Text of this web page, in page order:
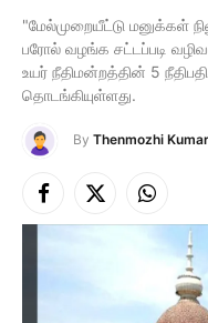
"மேல்முறையீட்டு மனுக்கள்
பரோல் வழங்க சட்டப்படி
உயர் நீதிமன்றத்தின் 5
தொடங்கியுள்ளது.
By Thenmozhi Kumar
Facebook
X
(Twitter)
Instagram